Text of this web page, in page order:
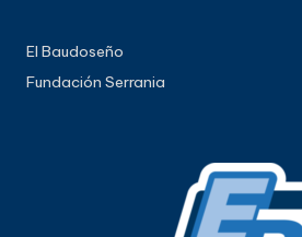
El Baudoseño
Fundación Serrania